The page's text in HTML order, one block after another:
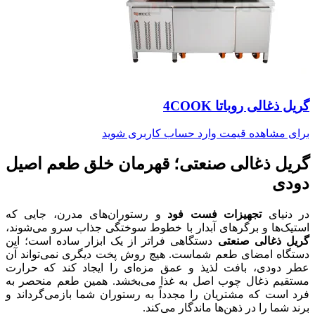
گریل ذغالی روباتا 4COOK
برای مشاهده قیمت وارد حساب کاربری شوید
گریل ذغالی صنعتی؛ قهرمان خلق طعم اصیل
دودی
در دنیایتجهیزات فست فود و رستوران‌های مدرن، جایی که
استیک‌ها و برگرهای آبدار با خطوط سوختگی جذاب سرو می‌شوند،
گریل ذغالی صنعتی دستگاهی فراتر از یک ابزار ساده است؛ این
دستگاه امضای طعم شماست. هیچ روش پخت دیگری نمی‌تواند آن
عطر دودی، بافت لذیذ و عمق مزه‌ای را ایجاد کند که حرارت
مستقیم ذغال چوب اصل به غذا می‌بخشد. همین طعم منحصر به
فرد است که مشتریان را مجدداً به رستوران شما بازمی‌گرداند و
برند شما را در ذهن‌ها ماندگار می‌کند.